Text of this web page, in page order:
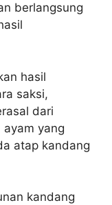
berlangsung
hasil
saksi,
dari
ayam yang
atap kandang
kandang